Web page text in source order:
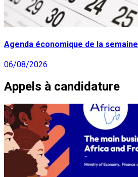
Agenda économique de la semaine
06/08/2026
Appels à candidature